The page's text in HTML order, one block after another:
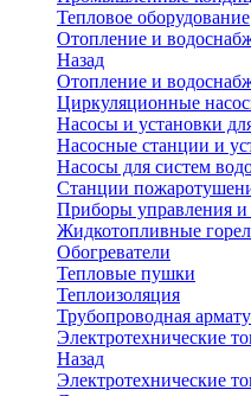
Тепловое оборудование
Отопление и
Назад
Отопление и
Циркуляционные
Насосы и установки
Насосные станции и
Насосы для систем
Станции
Приборы управления и
Жидкотопливные
Обогреватели
Тепловые пушки
Теплоизоляция
Трубопроводная
Электротехнические
Назад
Электротехнические